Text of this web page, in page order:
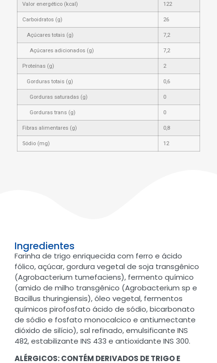
Valor energético (kcal) 122
Carboidratos (g) 26
Açúcares totais (g) 7,2
Açúcares adicionados (g) 7,2
Proteínas (g) 2
Gorduras totais (g) 0,6
Gorduras saturadas (g) 0
Gorduras trans (g) 0
Fibras alimentares (g) 0,8
Sódio (mg) 12
Ingredientes
Farinha de trigo enriquecida com ferro e ácido
fólico, açúcar, gordura vegetal de soja transgênico
(Agrobacterium tumefaciens), fermento químico
(amido de milho transgênico (Agrobacterium sp e
Bacillus thuringiensis), óleo vegetal, fermentos
químicos pirofosfato ácido de sódio, bicarbonato
de sódio e fosfato monocalcico e antiumectante
dióxido de silício), sal refinado, emulsificante INS
482, estabilizante INS 433 e antioxidante INS 300.
ALÉRGICOS: CONTÉM DERIVADOS DE TRIGO E